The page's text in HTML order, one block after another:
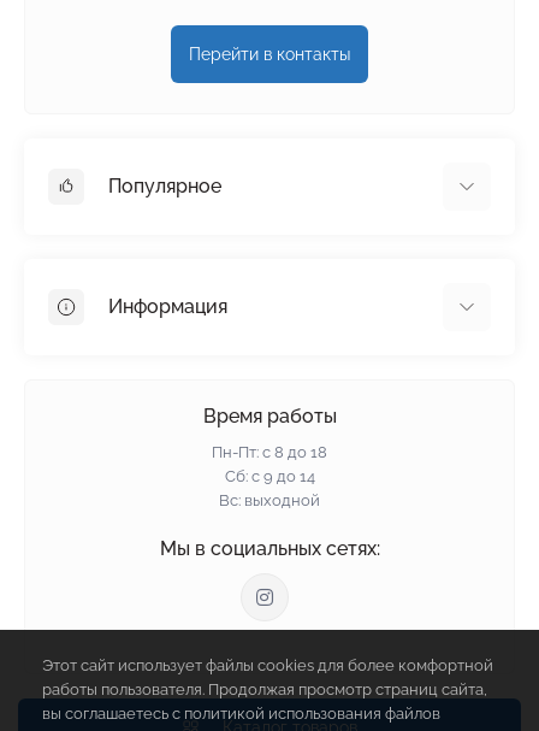
Перейти в контакты
Популярное
Пенопласт
Информация
Политика конфиденциальности
Карта сайта
Производители
Время работы
Пн-Пт: с 8 до 18
Сб: с 9 до 14
Вс: выходной
Мы в социальных сетях:
Этот сайт использует файлы cookies для более комфортной
работы пользователя. Продолжая просмотр страниц сайта,
вы соглашаетесь с политикой использования файлов